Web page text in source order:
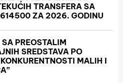
TRANSFERA SA
614500 ZA 2026. GODINU
PREOSTALIM
SREDSTAVA PO
MALIH I